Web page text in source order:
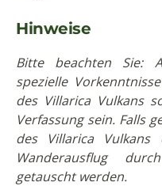
Hinweise
Bitte beachten Sie:
spezielle
des Villarica Vulkans
Verfassung sein. Falls
des Villarica Vulkans
Wanderausflug
getauscht werden.